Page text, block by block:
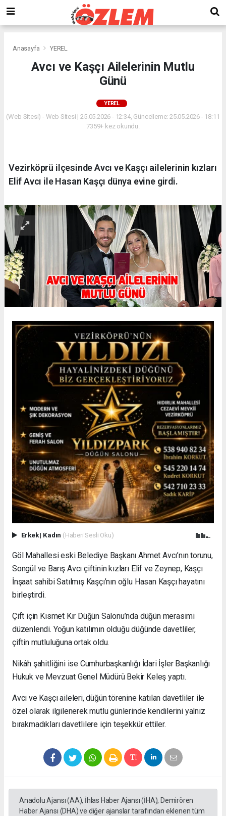
Anasayfa YEREL
Avcı ve Kaşçı Ailelerinin Mutlu
Günü
YEREL
(Web Sitesi) - Web Sitesi | 25.05.2026 - 12:34, Güncelleme: 25.05.2026 - 18:11
7359+ kez okundu.
Vezirköprü ilçesinde Avcı ve Kaşçı ailelerinin kızları
Elif Avcı ile Hasan Kaşçı dünya evine girdi.
Erkek| Kadın (Haberi Sesli Oku)
Göl Mahallesi eski Belediye Başkanı Ahmet Avcı’nın torunu,
Songül ve Barış Avcı çiftinin kızları Elif ve Zeynep, Kaşçı
İnşaat sahibi Satılmış Kaşçı’nın oğlu Hasan Kaşçı hayatını
birleştirdi.
Çift için Kısmet Kır Düğün Salonu’nda düğün merasimi
düzenlendi. Yoğun katılımın olduğu düğünde davetliler,
çiftin mutluluğuna ortak oldu.
Nikâh şahitliğini ise Cumhurbaşkanlığı İdari İşler Başkanlığı
Hukuk ve Mevzuat Genel Müdürü Bekir Keleş yaptı.
Avcı ve Kaşçı aileleri, düğün törenine katılan davetliler ile
özel olarak ilgilenerek mutlu günlerinde kendilerini yalnız
bırakmadıkları davetlilere için teşekkür ettiler.
Anadolu Ajansı (AA), İhlas Haber Ajansı (İHA), Demirören
Haber Ajansı (DHA) ve diğer ajanslar tarafından eklenen tüm